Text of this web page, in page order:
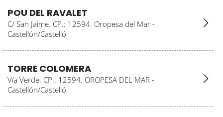
POU DEL RAVALET
C/ San Jaime. CP.: 12594. Oropesa del Mar -
Castellón/Castelló
TORRE COLOMERA
Vía Verde. CP.: 12594. OROPESA DEL MAR -
Castellón/Castelló